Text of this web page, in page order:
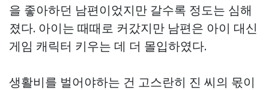
을 좋아하던 남편이었지만 갈수록 정도는 심해
졌다. 아이는 때때로 커갔지만 남편은 아이 대신
게임 캐릭터 키우는 데 더 몰입하였다.
생활비를 벌어야하는 건 고스란히 진 씨의 몫이